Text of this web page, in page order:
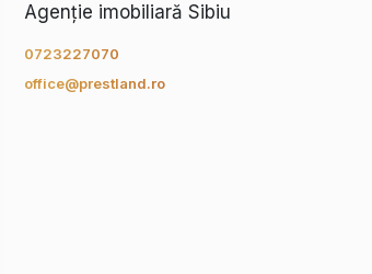
Agenție imobiliară Sibiu
0723227070
office@prestland.ro